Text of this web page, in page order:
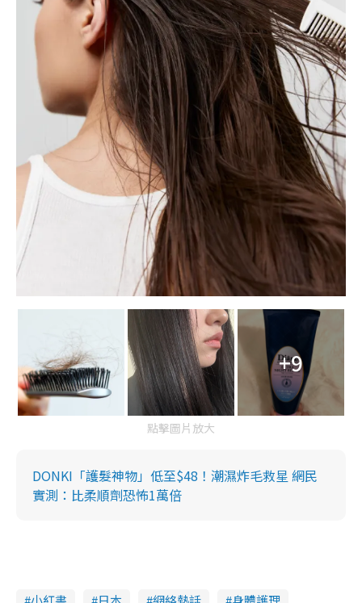
+9
點擊圖片放大
DONKI「護髮神物」低至$48！潮濕炸毛救星 網民
實測：比柔順劑恐怖1萬倍